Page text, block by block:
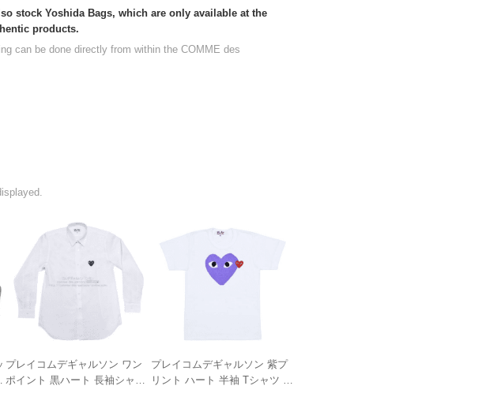
stock Yoshida Bags, which are only available at the
products.
can be done directly from within the COMME des
プレイコムデギャルソン ワン
ポイント 黒ハート 長袖シャツ
プレイコムデギャルソン 紫プ
リント ハート 半袖 Tシャツ ユ